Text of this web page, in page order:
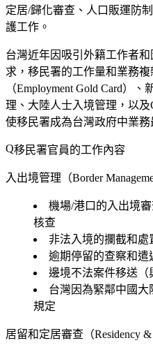
定居/歸化審查、人口販運防
護工作。
台灣近年因吸引外籍工作者
求，移民署的工作量和業務
（Employment Gold Card）
理、大陸人士入境管理，以
使移民署成為台灣政府中業務
移民署官員的工作內容
入出境管理（Border
機場/港口的入出境
核查
非法入境的攔截和處
逾期停留的查察和遣
邊境不法案件移送（
台灣因為緊鄰中國
規定
居留和定居審查（Residency &